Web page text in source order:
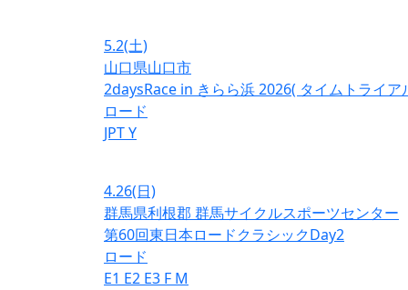
5.2(土)
山口県山口市
2daysRace in きらら浜 2026( タイムトライア
ロード
JPTY
4.26(日)
群馬県利根郡 群馬サイクルスポーツセンター
第60回東日本ロードクラシックDay2
ロード
E1 E2 E3 F M